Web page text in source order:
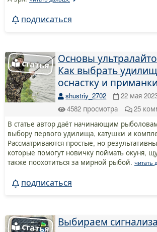
подписаться
Основы
Как выбрать
оснастку и
shustriy_2702
22 мая
4582 просмотра 25
В статье автор даёт начинающим
выбору первого удилища, катушки и
Рассматриваются простые, но
которые помогут новичку поймать окуня,
также поохотиться за мирной рыбой. читать
подписаться
Выбираем